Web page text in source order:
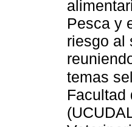
Pesca y
riesgo al
temas
Facultad